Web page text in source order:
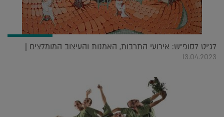
לג'יט לסופ"ש: אירועי התרבות, האמנות והעיצוב המומלצים |
13.04.2023